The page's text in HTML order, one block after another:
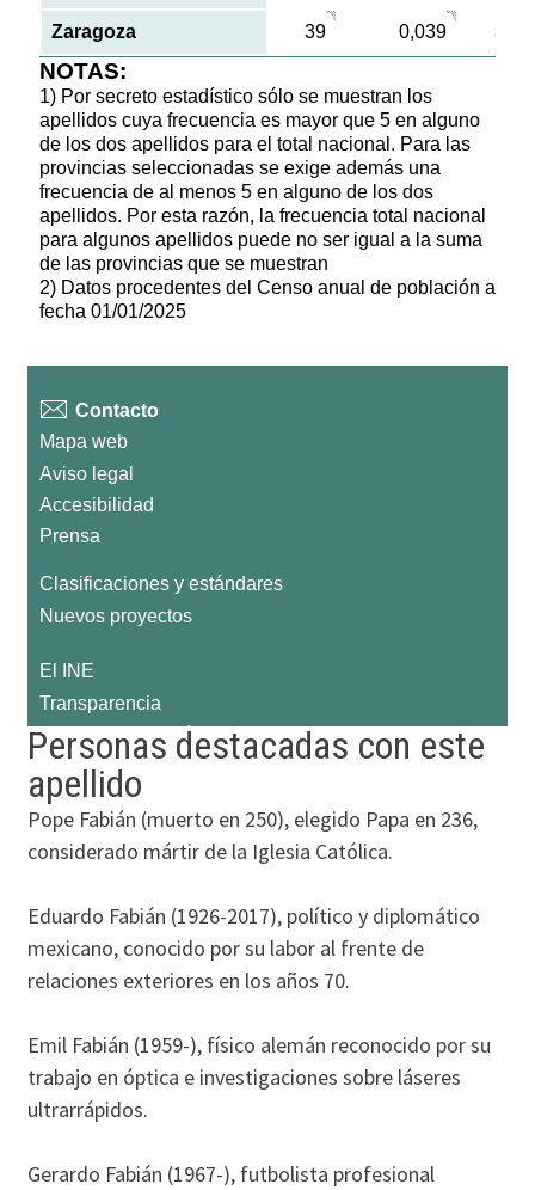
Personas destacadas con este
apellido
Pope Fabián (muerto en 250), elegido Papa en 236,
considerado mártir de la Iglesia Católica.
Eduardo Fabián (1926-2017), político y diplomático
mexicano, conocido por su labor al frente de
relaciones exteriores en los años 70.
Emil Fabián (1959-), físico alemán reconocido por su
trabajo en óptica e investigaciones sobre láseres
ultrarrápidos.
Gerardo Fabián (1967-), futbolista profesional